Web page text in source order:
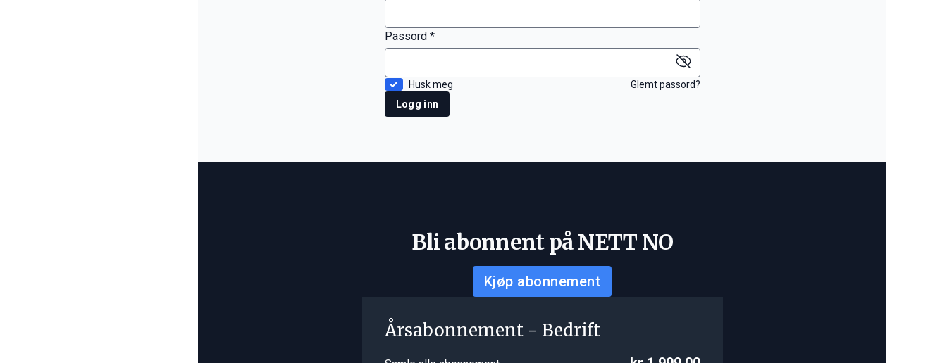
Passord *
Husk meg
Glemt passord?
Logg inn
Bli abonnent på NETT NO
Kjøp abonnement
Årsabonnement - Bedrift